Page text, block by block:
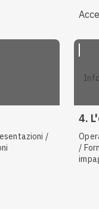
/
4.
/